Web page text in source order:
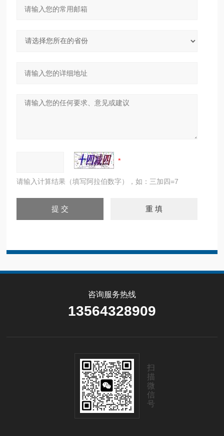
请输入计算结果（填写阿拉伯数字），如：三加四=7
咨询服务热线
13564328909
扫
描
微
信
号